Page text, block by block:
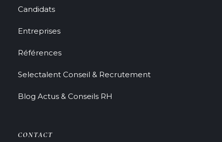
Candidats
Entreprises
Références
Selectalent Conseil & Recrutement
Blog Actus & Conseils RH
CONTACT